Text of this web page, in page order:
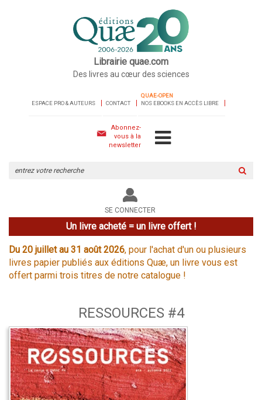
Librairie quae.com
Des livres au cœur des sciences
ESPACE PRO & AUTEURS CONTACT
QUAE-OPEN
NOS EBOOKS EN ACCÈS LIBRE
Abonnez-
vous à la
newsletter
le
site
SE CONNECTER
Un livre acheté = un livre offert !
Du 20 juillet au 31 août 2026, pour l'achat d'un ou plusieurs
livres papier publiés aux éditions Quæ, un livre vous est
offert parmi trois titres de notre catalogue !
RESSOURCES #4